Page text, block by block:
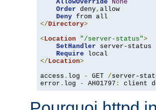
AllowOverride
None
Order deny, allow
Deny
</Directory>
<Location "/server-status">
SetHandler server-status
Require
</Location>
access . log - GET /server-
error . log - AH01797 : client